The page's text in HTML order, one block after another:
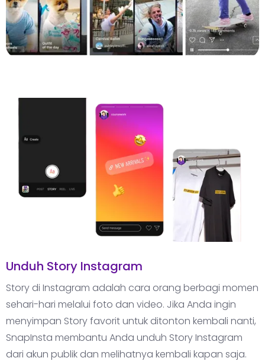
Unduh Story Instagram
Story di Instagram adalah cara orang berbagi momen
sehari-hari melalui foto dan video. Jika Anda ingin
menyimpan Story favorit untuk ditonton kembali nanti,
SnapInsta membantu Anda unduh Story Instagram
dari akun publik dan melihatnya kembali kapan saja.